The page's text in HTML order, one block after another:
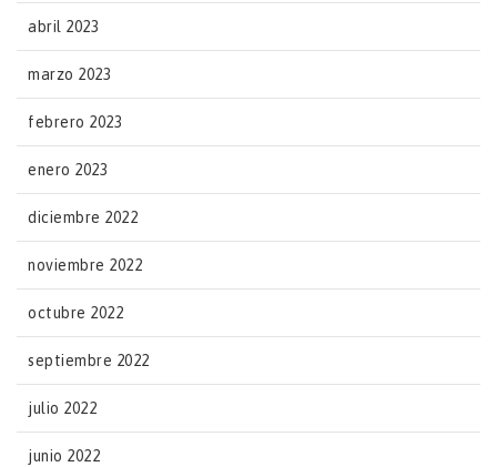
abril 2023
marzo 2023
febrero 2023
enero 2023
diciembre 2022
noviembre 2022
octubre 2022
septiembre 2022
julio 2022
junio 2022